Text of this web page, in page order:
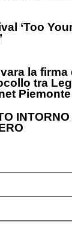
‘Too
la firma
tra
Piemonte
INTORNO